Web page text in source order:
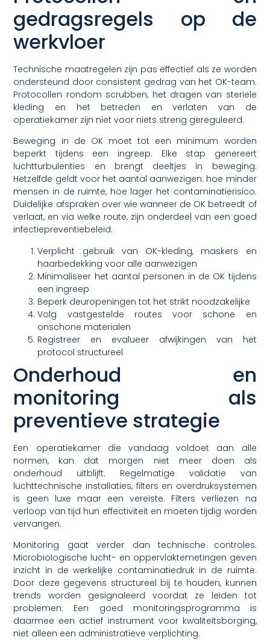
gedragsregels op de
werkvloer
Technische maatregelen zijn pas effectief als ze worden
ondersteund door consistent gedrag van het OK-team.
Protocollen rondom scrubben, het dragen van steriele
kleding en het betreden en verlaten van de
operatiekamer zijn niet voor niets streng gereguleerd.
Beweging in de OK moet tot een minimum worden
beperkt tijdens een ingreep. Elke stap genereert
luchtturbulenties en brengt deeltjes in beweging.
Hetzelfde geldt voor het aantal aanwezigen: hoe minder
mensen in de ruimte, hoe lager het contaminatierisico.
Duidelijke afspraken over wie wanneer de OK betreedt of
verlaat, en via welke route, zijn onderdeel van een goed
infectiepreventiebeleid.
Verplicht gebruik van OK-kleding, maskers en
haarbedekking voor alle aanwezigen
Minimaliseer het aantal personen in de OK tijdens
een ingreep
Beperk deuropeningen tot het strikt noodzakelijke
Volg vastgestelde routes voor schone en
onschone materialen
Registreer en evalueer afwijkingen van het
protocol structureel
Onderhoud en
monitoring als
preventieve strategie
Een operatiekamer die vandaag voldoet aan alle
normen, kan dat morgen niet meer doen als
onderhoud uitblijft. Regelmatige validatie van
luchttechnische installaties, filters en overdruksystemen
is geen luxe maar een vereiste. Filters verliezen na
verloop van tijd hun effectiviteit en moeten tijdig worden
vervangen.
Monitoring gaat verder dan technische controles.
Microbiologische lucht- en oppervlaktemetingen geven
inzicht in de werkelijke contaminatiedruk in de ruimte.
Door deze gegevens structureel bij te houden, kunnen
trends worden gesignaleerd voordat ze leiden tot
problemen. Een goed monitoringsprogramma is
daarmee een actief instrument voor kwaliteitsborging,
niet alleen een administratieve verplichting.